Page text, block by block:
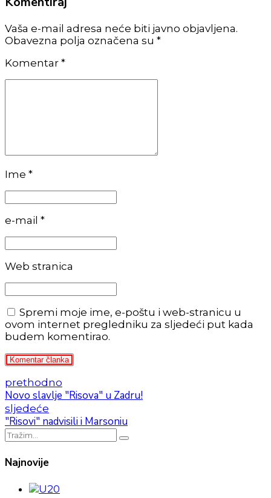
Vaša e-mail adresa neće biti javno objavljena.
Obavezna polja označena su *
Komentar *
Ime *
e-mail *
Web stranica
Spremi moje ime, e-poštu i web-stranicu u
ovom internet pregledniku za sljedeći put kada
budem komentirao.
Komentar članka
prethodno
Novo slavlje "Risova" u Zadru!
sljedeće
"Risovi" nadvisili i Marsoniu
Najnovije